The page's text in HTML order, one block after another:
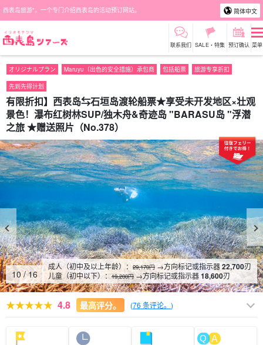
西表岛旅游"，一个专门介绍西表岛的活动预订网站。 简体中文
联系我们 SALE・特集 预订确认 菜单
オリジナルプラン Maruyu（出色的安全措施）承包商 包括船票 旅游专享折扣
先到先得计划
有限折扣】西表岛⇆石垣岛渡轮船票★享受未开发地区×壮观
景色！瀑布红树林SUP/独木舟&奇迹岛 "BARASU岛 "浮潜
之旅 ★赠送照片（No.378）
10/16
成人（初中及以上年龄）：29,170円→方向标记或指示器22,700刃
儿童（初中以下）：19,200円→方向标记或指示器18,600刃
4.8 最高评分。 (76 条评论。 )